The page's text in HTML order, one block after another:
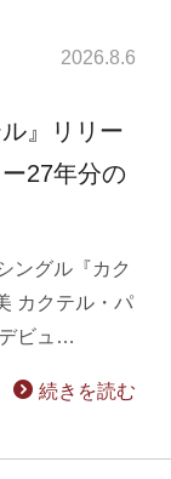
2026.8.6
』リリー
27年分の
ングル『カク
カクテル・パ
ビュ…
続きを読む